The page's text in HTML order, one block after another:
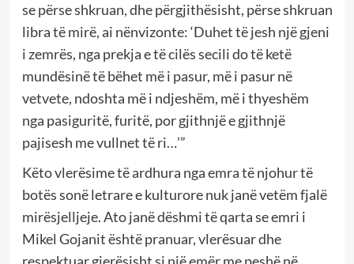
se përse shkruan, dhe përgjithësisht, përse shkruan
libra të mirë, ai nënvizonte: ‘Duhet të jesh një gjeni
i zemrës, nga prekja e të cilës secili do të ketë
mundësinë të bëhet më i pasur, më i pasur në
vetvete, ndoshta më i ndjeshëm, më i thyeshëm
nga pasiguritë, furitë, por gjithnjë e gjithnjë
pajisesh me vullnet të ri…’”
Këto vlerësime të ardhura nga emra të njohur të
botës sonë letrare e kulturore nuk janë vetëm fjalë
mirësjelljeje. Ato janë dëshmi të qarta se emri i
Mikel Gojanit është pranuar, vlerësuar dhe